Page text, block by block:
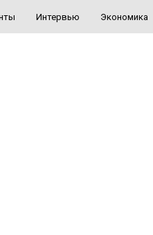
Интервью Экономика